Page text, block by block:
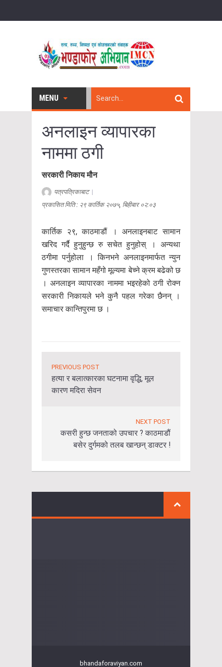
MENU
अनलाइन व्यापारका
नाममा ठगी
सरकारी निकाय मौन
पत्रपत्रिकाबाट|
प्रकासित मिति : २९ कार्तिक २०७५, बिहीबार ०२:०३
कार्तिक २९, काठमाडौं । अनलाइनबाट सामान
खरिद गर्दै हुनुहुन्छ रु सचेत हुनुहोस् । अन्यथा
ठगीमा पर्नुहोला । किनभने अनलाइनमार्फत न्युन
गुणस्तरका सामान महँगो मूल्यमा बेच्ने क्रम बढेको छ
। अनलाइन व्यापारका नाममा भइरहेको ठगी रोक्न
सरकारी निकायले भने कुनै पहल गरेका छैनन् ।
समाचार कान्तिपुरमा छ ।
PREVIOUS POST
हत्या र बलात्कारका घटनामा वृद्धि, मूल
कारण मदिरा सेवन
NEXT POST
कसरी हुन्छ जनताको उपचार ? काठमाडौं
बसेर दुर्गमको तलब खान्छन् डाक्टर !
bhandaforaviyan.com